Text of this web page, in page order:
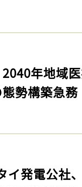
2040年地域
勢構築急務
イ発電公社